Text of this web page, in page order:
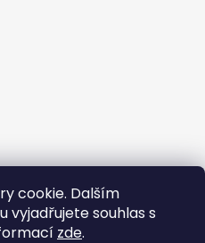
cookie. Dalším
souhlas s
zde.